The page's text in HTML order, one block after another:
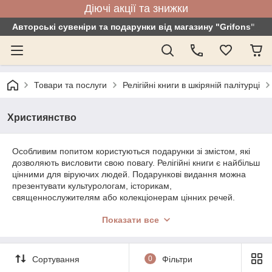
Діючі акції та знижки
Авторські сувеніри та подарунки від магазину "Grifons"
Товари та послуги Релігійні книги в шкіряній палітурці
Християнство
Особливим попитом користуються подарунки зі змістом, які
дозволяють висловити свою повагу. Релігійні книги є найбільш
цінними для віруючих людей. Подарункові видання можна
презентувати культурологам, історикам,
священнослужителям або колекціонерам цінних речей.
Щоб вигідно придбати ексклюзивні релігійні книги
який смак. Всі видання відрізняються розкішним дизайном,
Показати все
Сортування 0 Фільтри